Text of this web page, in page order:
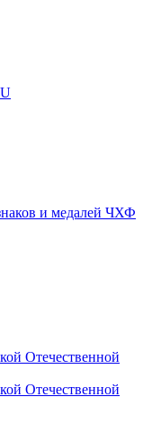
и медалей ЧХФ
Отечественной
Отечественной